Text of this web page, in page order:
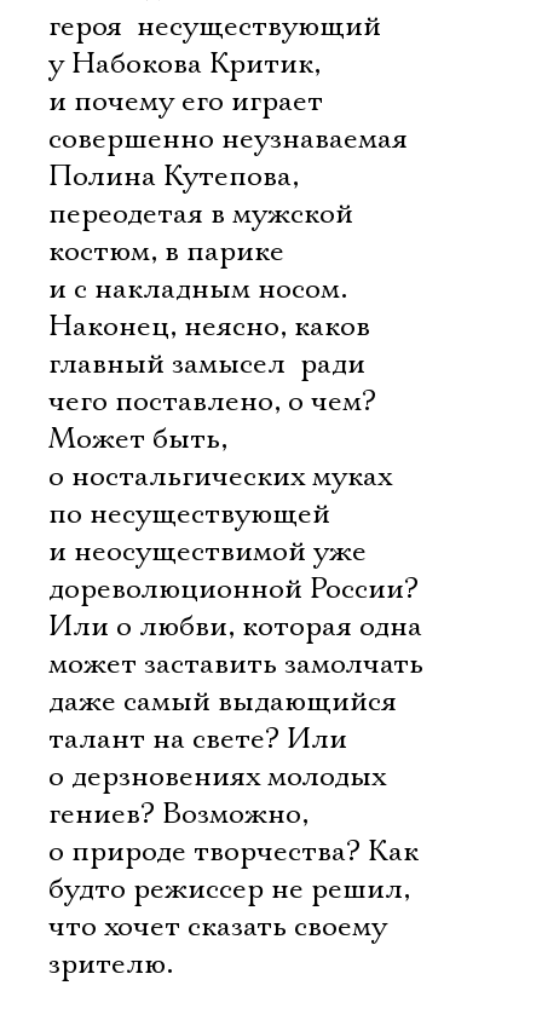
героя  несуществующий
у Набокова Критик,
и почему его играет
совершенно неузнаваемая
Полина Кутепова,
переодетая в мужской
костюм, в парике
и с накладным носом.
Наконец, неясно, каков
главный замысел  ради
чего поставлено, о чем?
Может быть,
о ностальгических муках
по несуществующей
и неосуществимой уже
дореволюционной России?
Или о любви, которая одна
может заставить замолчать
даже самый выдающийся
талант на свете? Или
о дерзновениях молодых
гениев? Возможно,
о природе творчества? Как
будто режиссер не решил,
что хочет сказать своему
зрителю.